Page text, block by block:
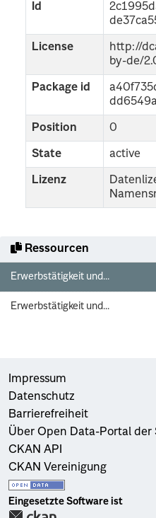
Ressourcen
Erwerbstätigkeit und...
Erwerbstätigkeit und...
Id
License
http://
by-de/
Package id
Position 0
State active
Lizenz
Impressum
Datenschutz
Barrierefreiheit
Über Open Data-Portal der
CKAN API
CKAN Vereinigung
Eingesetzte Software ist